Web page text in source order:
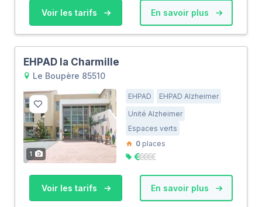
Voir les tarifs En savoir plus
EHPAD la Charmille
Le Boupère 85510
1
EHPAD
EHPAD Alzheimer
Unité Alzheimer
Espaces verts
0 places
Voir les tarifs En savoir plus